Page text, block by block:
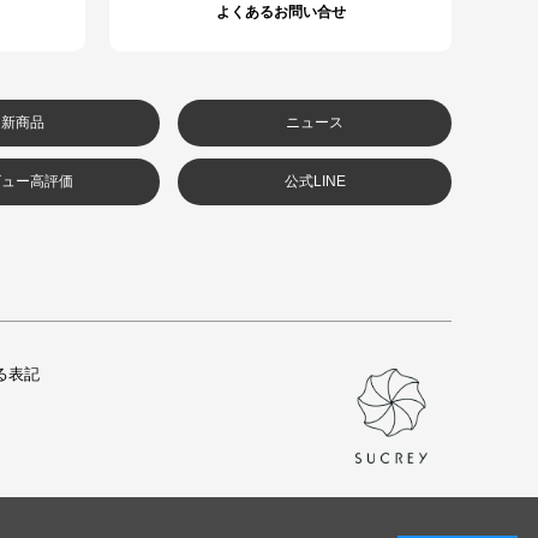
よくあるお問い合せ
新商品 ニュース
ー高評価 公式LINE
表記